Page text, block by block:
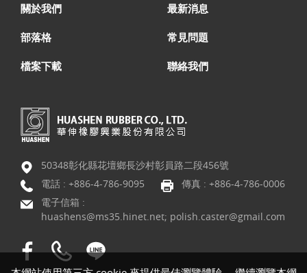
關於我們 最新消息
部落格 常見問題
檔案下載 聯絡我們
50348彰化縣花壇鄉長沙村彰員路二段456號
電話 : +886-4-786-9095
傳真 : +886-4-786-0006
電子信箱 :
huashens@ms35.hinet.net; polish.caster@gmail.com